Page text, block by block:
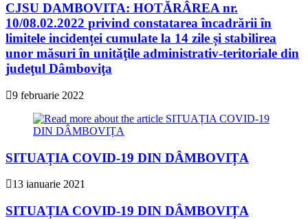
CJSU DAMBOVITA: HOTĂRÂREA nr.
10/08.02.2022 privind constatarea încadrării în
limitele incidenței cumulate la 14 zile și stabilirea
unor măsuri în unităţile administrativ-teritoriale din
judeţul Dâmboviţa
9 februarie 2022
SITUAȚIA COVID-19 DIN DÂMBOVIȚA
13 ianuarie 2021
SITUAȚIA COVID-19 DIN DÂMBOVIȚA